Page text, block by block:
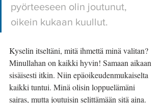
pyörteeseen olin joutunut,
oikein kukaan kuullut.
Kyselin itseltäni, mitä ihmettä minä valitan?
Minullahan on kaikki hyvin! Samaan aikaan
sisäisesti itkin. Niin epäoikeudenmukaiselta
kaikki tuntui. Minä olisin loppuelämäni
sairas, mutta joutuisin selittämään sitä aina.